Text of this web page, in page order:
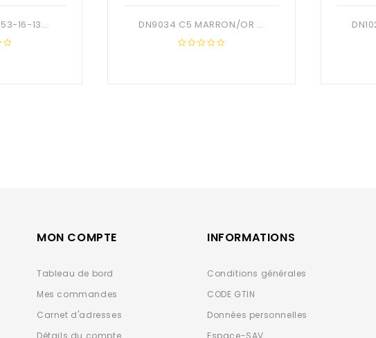
DN1023 C1 NOIR 53-16-138 DONNA + ETUI DN9034 C5 MARRON/OR 54-15-140 DONNA OPTIC + Etui
MON COMPTE
Tableau de bord
Mes commandes
Carnet d'adresses
Détails du compte
INFORMATIONS
Conditions générales
CODE GTIN
Données personnelles
Espace-SAV